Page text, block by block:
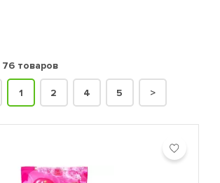
76 товаров
1 2 4 5 >